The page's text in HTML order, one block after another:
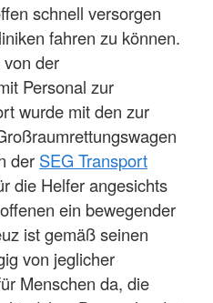
schnell versorgen
fahren zu können.
der
Personal zur
wurde mit den zur
der SEG Transport
die Helfer angesichts
ein bewegender
ist gemäß seinen
von jeglicher
Menschen da, die